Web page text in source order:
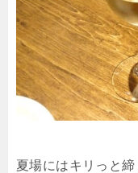
夏場にはキリっと